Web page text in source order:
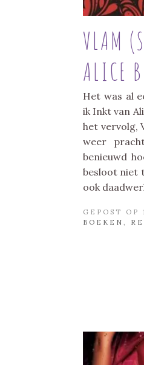
VLAM
ALICE
Het was al
ik Inkt van
het vervolg,
weer
benieuwd
besloot niet
ook
GEPOST OP
BOEKEN ,